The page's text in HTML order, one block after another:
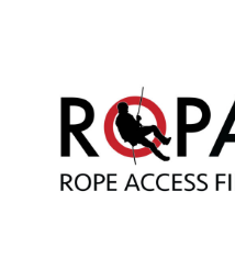
Main